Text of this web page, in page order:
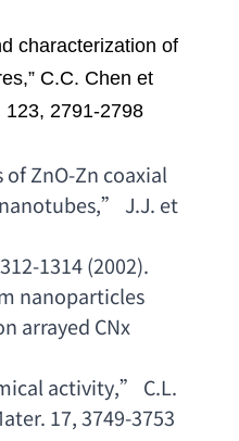
characterization of
,” C.C. Chen et
123, 2791-2798
ZnO-Zn coaxial
,” J.J. et
1314 (2002).
nanoparticles
arrayed CNx
activity,” C.L.
17, 3749-3753